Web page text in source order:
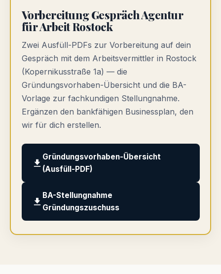
Vorbereitung Gespräch Agentur
für Arbeit Rostock
Zwei Ausfüll-PDFs zur Vorbereitung auf dein
Gespräch mit dem Arbeitsvermittler in Rostock
(Kopernikusstraße 1a) — die
Gründungsvorhaben-Übersicht und die BA-
Vorlage zur fachkundigen Stellungnahme.
Ergänzen den bankfähigen Businessplan, den
wir für dich erstellen.
Gründungsvorhaben-Übersicht
(Ausfüll-PDF)
BA-Stellungnahme
Gründungszuschuss